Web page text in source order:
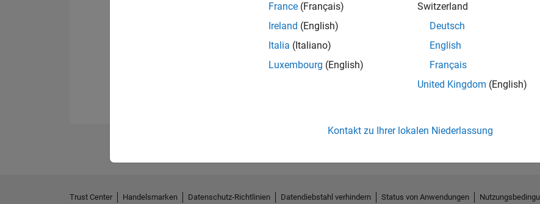
No Endorsements received
France (Français)
Ireland (English)
Italia (Italiano)
Luxembourg (English)
Switzerland
Deutsch
English
Français
United Kingdom (English)
Kontakt zu Ihrer lokalen Niederlassung
Trust Center Handelsmarken Datenschutz-Richtlinien Datendiebstahl verhindern Status von Anwendungen